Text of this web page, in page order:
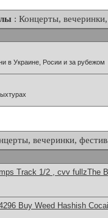
: Концерты,
в Украине, Росии и за рубежом
вечеринки,
Track 1/2 , cvv fullzThe
Buy Weed Hashish